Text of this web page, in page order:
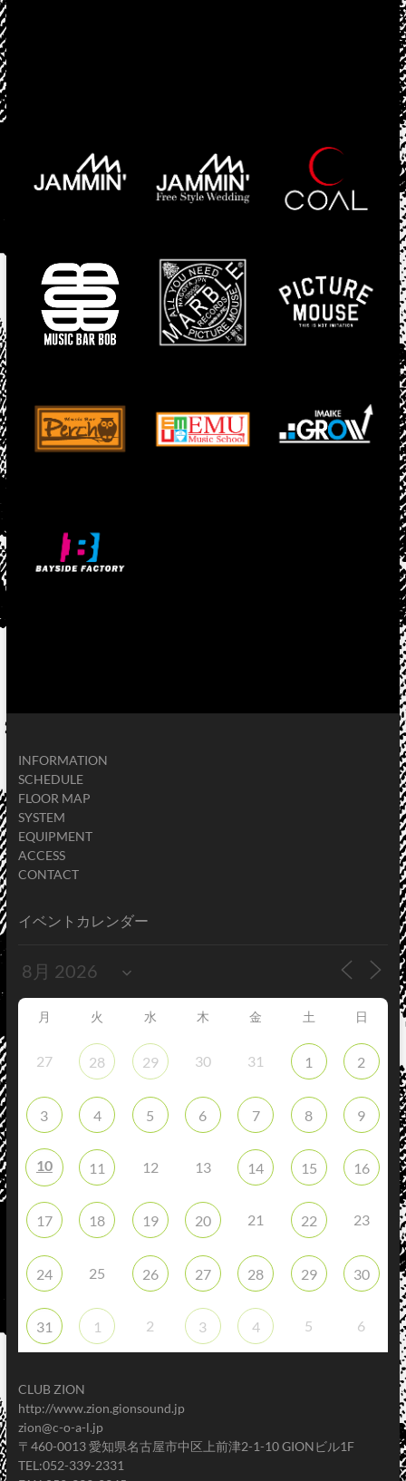
INFORMATION
SCHEDULE
FLOOR MAP
SYSTEM
EQUIPMENT
ACCESS
CONTACT
イベントカレンダー
月 火 水 木 金 土 日
27 28 29 30 31 1 2
3 4 5 6 7 8 9
10 11 12 13 14 15 16
17 18 19 20 21 22 23
24 25 26 27 28 29 30
31 1 2 3 4 5 6
CLUB ZION
http://www.zion.gionsound.jp
zion@c-o-a-l.jp
〒460-0013 愛知県名古屋市中区上前津2-1-10 GIONビル1F
TEL:052-339-2331